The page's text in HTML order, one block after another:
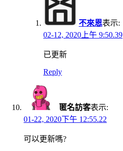
不來恩表示:
02-12, 2020上午 9:50.39
已更新
Reply
匿名訪客表示:
01-22, 2020下午 12:55.22
可以更新嗎?